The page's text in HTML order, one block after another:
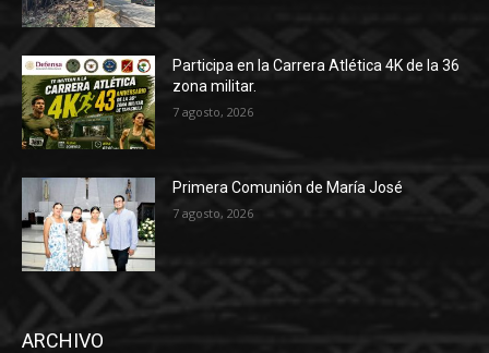
Participa en la Carrera Atlética 4K de la 36
zona militar.
7 agosto, 2026
Primera Comunión de María José
7 agosto, 2026
ARCHIVO